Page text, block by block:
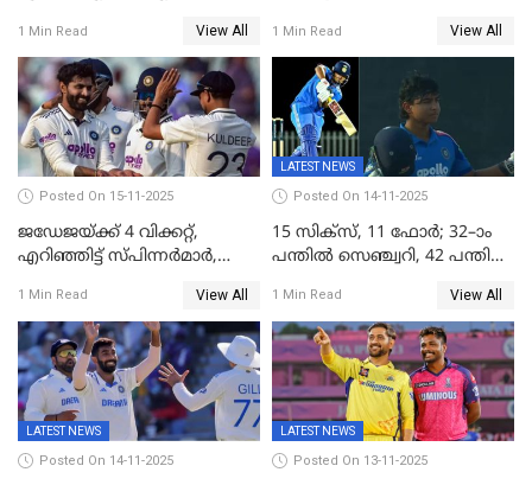
സ്ഥാനാർഥികളില്ല
1 Min Read View All
നീലക്കുപ്പായത്തില്‍ കളിക്കാം
1 Min Read View All
Posted On 15-11-2025
ജഡേജയ്ക്ക് 4 വിക്കറ്റ്,
എറിഞ്ഞിട്ട് സ്പിന്നർമാർ,
പ്രോട്ടീസ്
1 Min Read View All
LATEST NEWS
Posted On 14-11-2025
15 സിക്സ്, 11 ഫോർ; 32–ാം
പന്തിൽ സെഞ്ച്വറി, 42 പന്തിൽ
1 Min Read View All
LATEST NEWS
Posted On 14-11-2025
LATEST NEWS
Posted On 13-11-2025